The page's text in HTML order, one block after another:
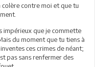
colère contre moi et que tu
impérieux que je commette
du moment que tu tiens à
ces crimes de néant;
pas sans renfermer des